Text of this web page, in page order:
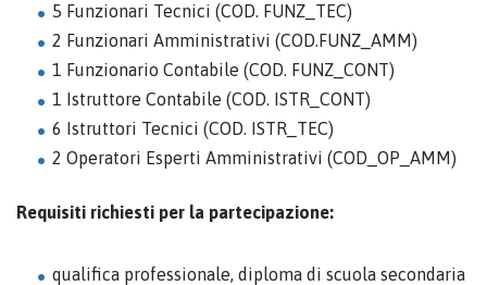
5 Funzionari Tecnici (COD. FUNZ_TEC)
2 Funzionari Amministrativi (COD.FUNZ_AMM)
1 Funzionario Contabile (COD. FUNZ_CONT)
1 Istruttore Contabile (COD. ISTR_CONT)
6 Istruttori Tecnici (COD. ISTR_TEC)
2 Operatori Esperti Amministrativi (COD_OP_AMM)
Requisiti richiesti per la partecipazione:
qualifica professionale, diploma di scuola secondaria